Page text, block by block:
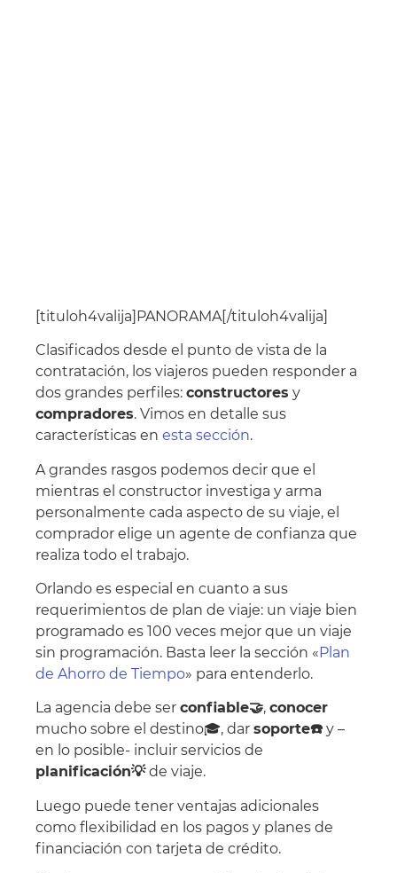
[tituloh4valija]PANORAMA[/tituloh4valija]
Clasificados desde el punto de vista de la
contratación, los viajeros pueden responder a
dos grandes perfiles: constructores y
compradores. Vimos en detalle sus
características en esta sección.
A grandes rasgos podemos decir que el
mientras el constructor investiga y arma
personalmente cada aspecto de su viaje, el
comprador elige un agente de confianza que
realiza todo el trabajo.
Orlando es especial en cuanto a sus
requerimientos de plan de viaje: un viaje bien
programado es 100 veces mejor que un viaje
sin programación. Basta leer la sección «Plan
de Ahorro de Tiempo» para entenderlo.
La agencia debe ser confiable🤝, conocer
mucho sobre el destino🎓, dar soporte☎️ y –
en lo posible- incluir servicios de
planificación💡de viaje.
Luego puede tener ventajas adicionales
como flexibilidad en los pagos y planes de
financiación con tarjeta de crédito.